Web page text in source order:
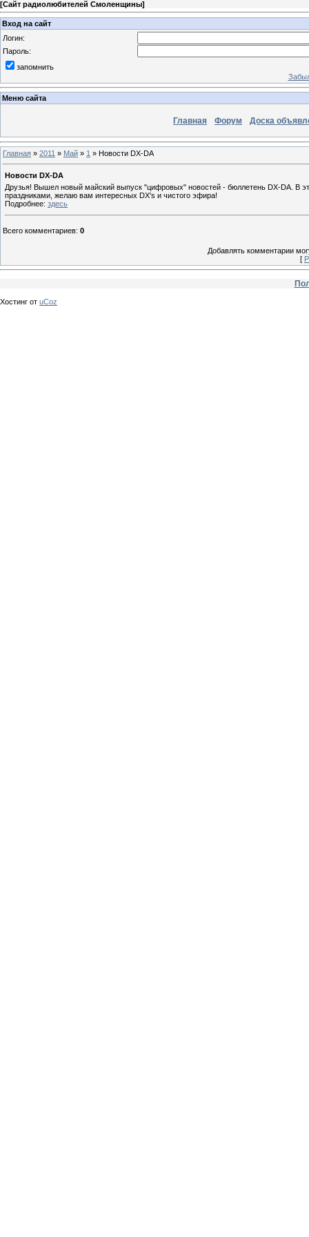
[Сайт радиолюбителей Смоленщины]
Вход на сайт
Логин:
Пароль:
запомнить
Меню сайта
Главная Форум Доска
Главная » 2011 » Май » 1 » Новости DX-DA
Новости DX-DA
Друзья! Вышел новый майский выпуск "цифровых" новостей - бюллетень DX-DA. В
праздниками, желаю вам интересных DX's и чистого эфира!
Подробнее: здесь
Всего комментариев: 0
Добавлять комментарии
[
Хостинг от uCoz